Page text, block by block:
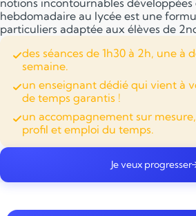
notions incontournables développées
hebdomadaire au lycée est une
particuliers adaptée aux élèves de
des séances de 1h30 à 2h, une à
semaine.
un enseignant dédié qui vient à
de temps garantis !
un accompagnement sur
profil et emploi du temps.
Je veux progresser